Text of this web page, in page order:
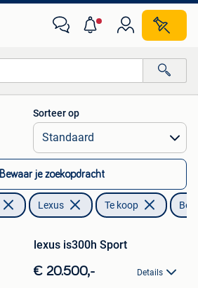
Alle afstanden…
Sorteer op
Bewaar je zoekopdracht
Lexus Te koop
lexus is300h Sport
€ 20.500,- Details